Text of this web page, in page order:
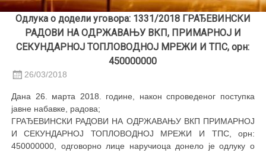
Одлука о додели уговора: 1331/2018 ГРАЂЕВИНСКИ
РАДОВИ НА ОДРЖАВАЊУ ВКП, ПРИМАРНОЈ И
СЕКУНДАРНОЈ ТОПЛОВОДНОЈ МРЕЖИ И ТПС, орн:
450000000
26/03/2018
Дана 26. марта 2018. године, након спроведеног поступка
јавне набавке, радова;
ГРАЂЕВИНСКИ РАДОВИ НА ОДРЖАВАЊУ ВКП ПРИМАРНОЈ
И СЕКУНДАРНОЈ ТОПЛОВОДНОЈ МРЕЖИ И ТПС, орн:
450000000, oдговорно лице наручиоца донело је одлуку о